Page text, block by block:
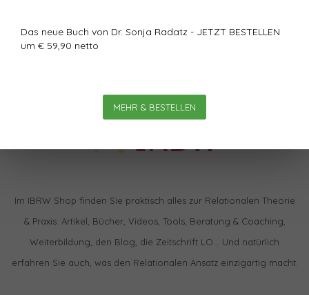
Das neue Buch von Dr. Sonja Radatz - JETZT BESTELLEN
um € 59,90 netto
MEHR & BESTELLEN
Im IBRW Shop finden Sie praktisch alles zur Relationalen Theorie
& Praxis: Artikel, Bücher, Videos, Tools, Beratung & Coaching,
Weiterbildung, den Blog, die Zeitschrift LO… Und natürlich
erfahren Sie auch, was den Relationalen Ansatz einzigartig macht.